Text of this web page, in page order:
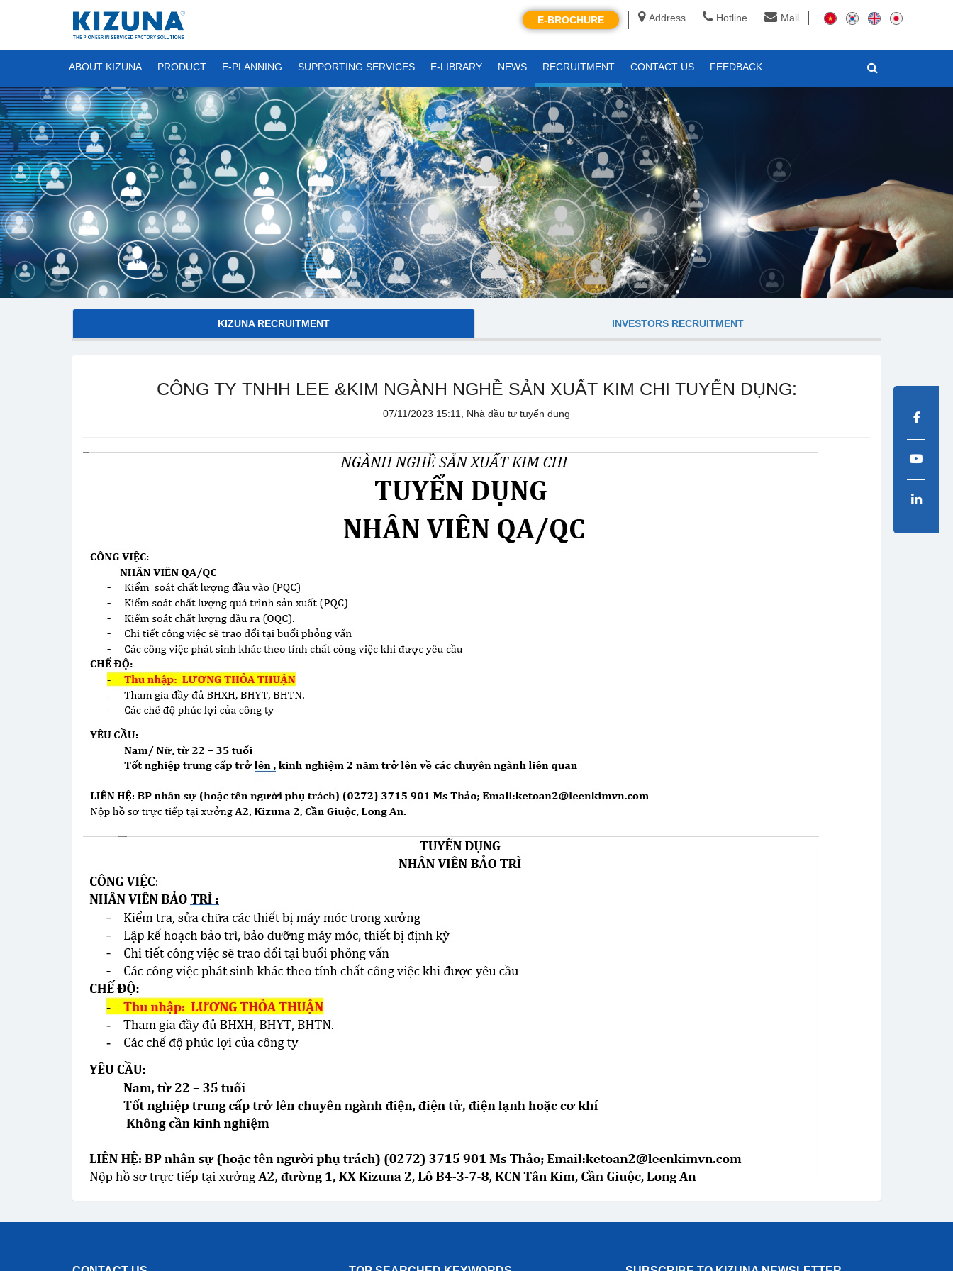
Address Hotline Mail
E-BROCHURE
ABOUT KIZUNA PRODUCT E-PLANNING SUPPORTING SERVICES E-LIBRARY NEWS RECRUITMENT CONTACT US FEEDBACK
KIZUNA RECRUITMENT INVESTORS RECRUITMENT
CÔNG TY TNHH LEE &KIM NGÀNH NGHỀ SẢN XUẤT KIM CHI TUYỂN DỤNG:
07/11/2023 15:11, Nhà đầu tư tuyển dụng